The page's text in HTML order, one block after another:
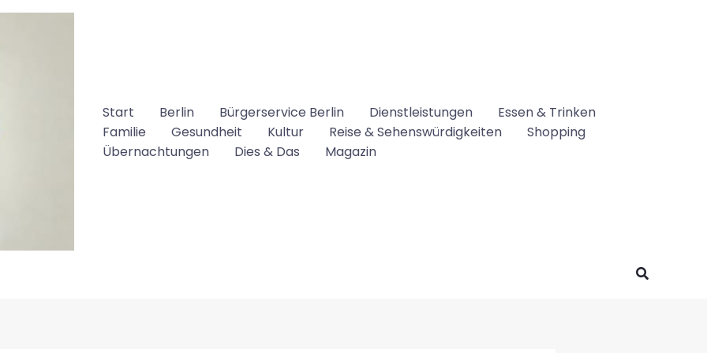
Start Berlin Bürgerservice Berlin Dienstleistungen
Essen & Trinken
Familie
Gesundheit Kultur Reise & Sehenswürdigkeiten
Shopping
Übernachtungen
Dies & Das Magazin
Suchen